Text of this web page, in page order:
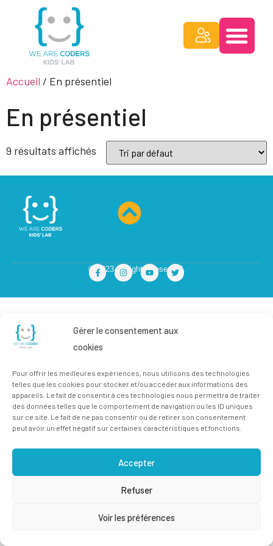
Gérer le consentement aux
cookies
Pour offrir les meilleures expériences, nous utilisons des technologies
telles que les cookies pour stocker et/ou accéder aux informations des
appareils. Le fait de consentir à ces technologies nous permettra de traiter
des données telles que le comportement de navigation ou les ID uniques
sur ce site. Le fait de ne pas consentir ou de retirer son consentement
peut avoir un effet négatif sur certaines caractéristiques et fonctions.
Accepter
Refuser
Voir les préférences
Accueil / En présentiel
En présentiel
9 résultats affichés
© 2023 All rights Reserved.